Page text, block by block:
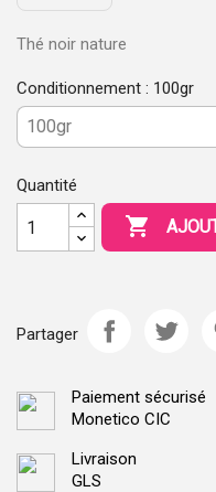
Thé noir nature
Conditionnement : 100gr
Quantité

Partager
Paiement sécurisé
Monetico CIC
Livraison
GLS